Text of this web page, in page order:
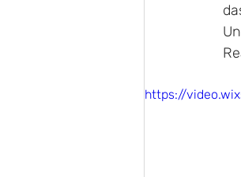
https://